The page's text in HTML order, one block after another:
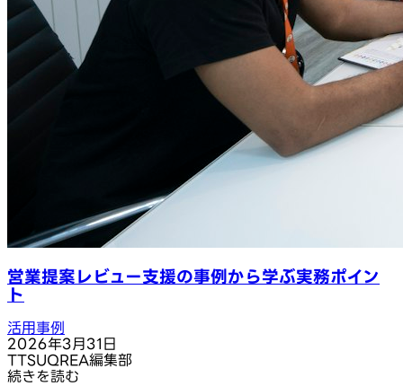
営業提案レビュー支援の事例から学ぶ実務ポイン
ト
活用事例
2026年3月31日
TTSUQREA編集部
続きを読む